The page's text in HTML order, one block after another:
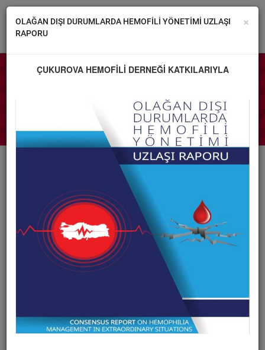
DERNEĞİMİZ
GALERİ
Havuzu Hemofili Yüzme Kursu - 7-8
×
OLAĞAN DIŞI DURUMLARDA HEMOFİLİ YÖNETİMİ UZLAŞI
RAPORU
ÇUKUROVA HEMOFİLİ DERNEĞİ KATKILARIYLA